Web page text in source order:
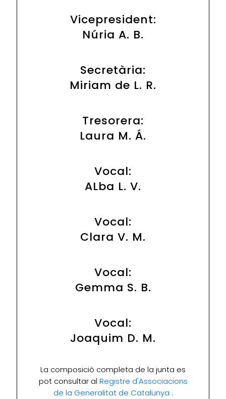
Vicepresident:
Núria A. B.
Secretària:
Miriam de L. R.
Tresorera:
Laura M. Á.
Vocal:
ALba L. V.
Vocal:
Clara V. M.
Vocal:
Gemma S. B.
Vocal:
Joaquim D. M.
La composició completa de la junta es
pot consultar al Registre d'Associacions
de la Generalitat de Catalunya .